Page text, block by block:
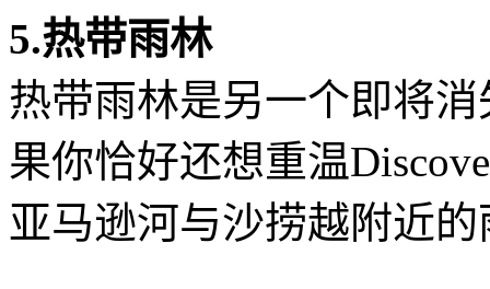
5.热带雨林
热带雨林是另一个即将
果你恰好还想重温
亚马逊河与沙捞越附近